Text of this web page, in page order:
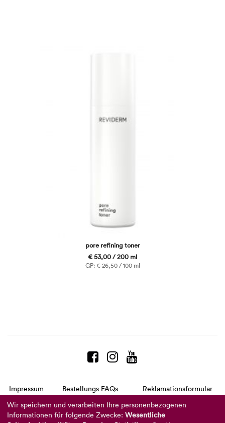
pore refining toner
€ 53,00 / 200 ml
GP: € 26,50 / 100 ml
Impressum Bestellungs FAQs
Reklamationsformular
AGB
Datenschutzerklärung
Barrierefreiheitserklärung
Telefon:+49 8104 8873-310
Wir speichern und verarbeiten Ihre personenbezogenen
Informationen für folgende Zwecke: Wesentliche